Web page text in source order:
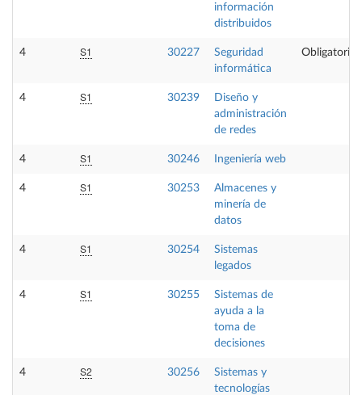
información
distribuidos
4 S1 30227
Seguridad
informática
Obligatoria
4 S1 30239
Diseño y
administración
de redes
4 S1 30246 Ingeniería web
4 S1 30253
Almacenes y
minería de
datos
4 S1 30254
Sistemas
legados
4 S1 30255
Sistemas de
ayuda a la
toma de
decisiones
4 S2 30256
Sistemas y
tecnologías